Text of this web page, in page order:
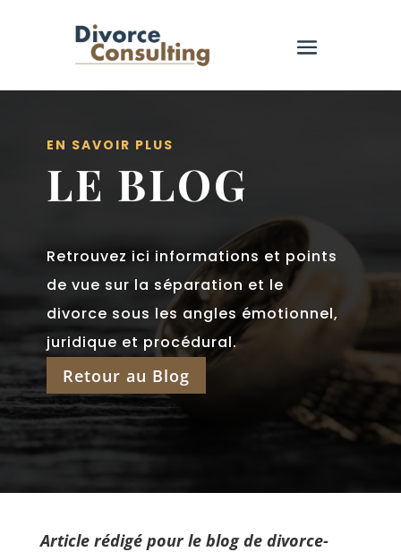
EN SAVOIR PLUS
LE BLOG
Retrouvez ici informations et points
de vue sur la séparation et le
divorce sous les angles émotionnel,
juridique et procédural.
Retour au Blog
Article rédigé pour le blog de divorce-